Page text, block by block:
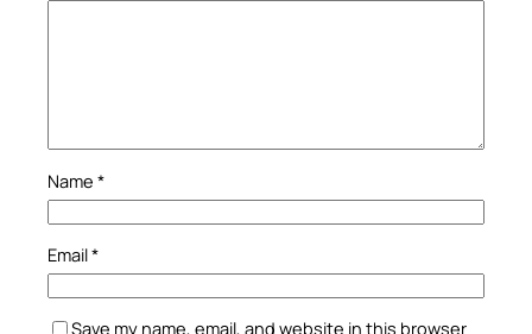
Name *
Email*
Save my name, email, and website in this browser